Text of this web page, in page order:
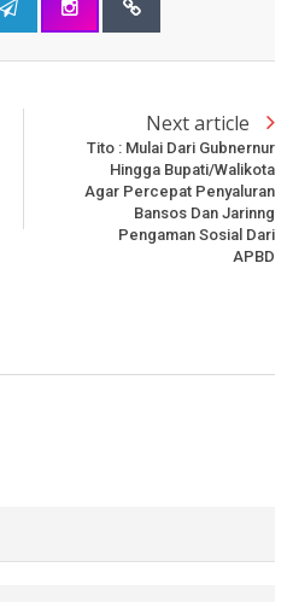
Next article
Tito : Mulai Dari Gubnernur
Hingga Bupati/Walikota
Agar Percepat Penyaluran
Bansos Dan Jarinng
Pengaman Sosial Dari
APBD